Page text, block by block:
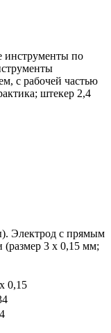
инструменты по
c рабочей частью
штекер 2,4
Электрод c прямым
(размер 3 х 0,15 мм;
0,15